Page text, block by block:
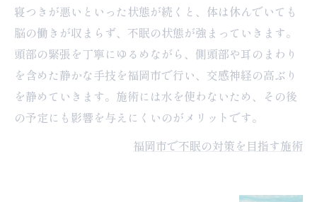
寝つきが悪いといった状態が続くと、体は休んでいても
脳の働きが収まらず、不眠の状態が強まっていきます。
頭部の緊張を丁寧にゆるめながら、側頭部や耳のまわり
を含めた静かな手技を福岡市で行い、交感神経の高ぶり
を静めていきます。施術には水を使わないため、その後
の予定にも影響を与えにくいのがメリットです。
福岡市で不眠の対策を目指す施術